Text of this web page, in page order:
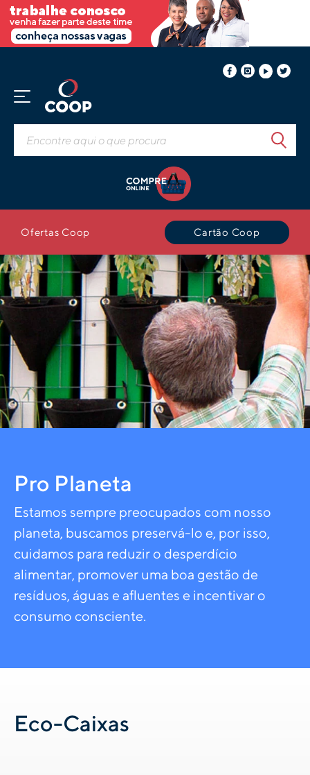
Ofertas Coop Cartão Coop
Pro Planeta
Estamos sempre preocupados com nosso
planeta, buscamos preservá-lo e, por isso,
cuidamos para reduzir o desperdício
alimentar, promover uma boa gestão de
resíduos, águas e afluentes e incentivar o
consumo consciente.
Eco-Caixas